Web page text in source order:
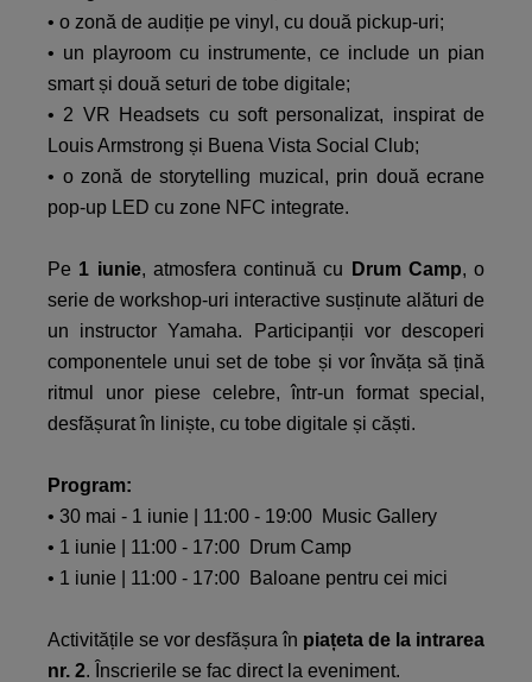
• o zonă de audiție pe vinyl, cu două pickup-uri;​
• un playroom cu instrumente, ce include un pian
smart și două seturi de tobe digitale;​
• 2 VR Headsets cu soft personalizat, inspirat de
Louis Armstrong și Buena Vista Social Club;​
• o zonă de storytelling muzical, prin două ecrane
pop-up LED cu zone NFC integrate.​
Pe 1 iunie, atmosfera continuă cu Drum Camp, o
serie de workshop-uri interactive susținute alături de
un instructor Yamaha. Participanții vor descoperi
componentele unui set de tobe și vor învăța să țină
ritmul unor piese celebre, într-un format special,
desfășurat în liniște, cu tobe digitale și căști.​
Program:​
• 30 mai - 1 iunie | 11:00 - 19:00 Music Gallery​
• 1 iunie | 11:00 - 17:00 Drum Camp​
• 1 iunie | 11:00 - 17:00 Baloane pentru cei mici​
Activitățile se vor desfășura în piațeta de la intrarea
nr. 2. Înscrierile se fac direct la eveniment.​